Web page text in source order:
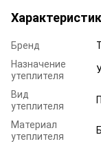
Бренд
Назначение
утеплителя
Вид
утеплителя
Материал
утеплителя